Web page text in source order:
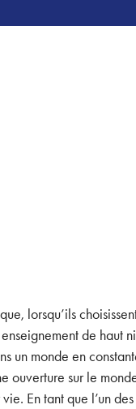
lorsqu’ils
de haut
un monde en
ouverture sur le
En tant que l’un